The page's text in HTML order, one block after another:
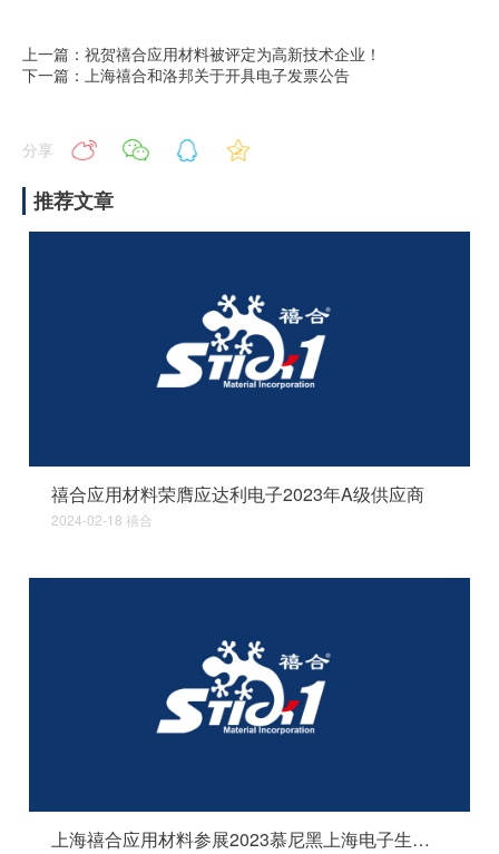
上一篇：祝贺禧合应用材料被评定为高新技术企业！
下一篇：上海禧合和洛邦关于开具电子发票公告
分享
推荐文章
禧合应用材料荣膺应达利电子2023年A级供应商
2024-02-18 禧合
上海禧合应用材料参展2023慕尼黑上海电子生产设备展